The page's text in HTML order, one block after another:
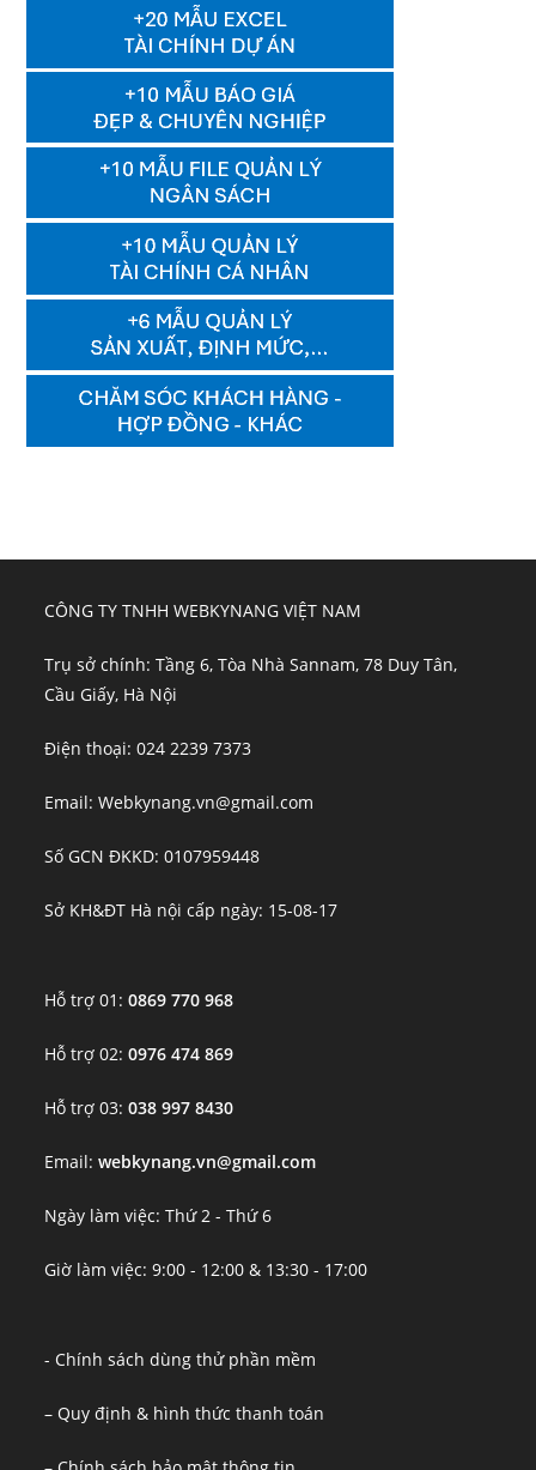
CÔNG TY TNHH WEBKYNANG VIỆT NAM
Trụ sở chính: Tầng 6, Tòa Nhà Sannam, 78 Duy Tân,
Cầu Giấy, Hà Nội
Điện thoại: 024 2239 7373
Email: Webkynang.vn@gmail.com
Số GCN ĐKKD: 0107959448
Sở KH&ĐT Hà nội cấp ngày: 15-08-17
Hỗ trợ 01:0869 770 968
Hỗ trợ 02:0976 474 869
Hỗ trợ 03:038 997 8430
Email:webkynang.vn@gmail.com
Ngày làm việc: Thứ 2 - Thứ 6
Giờ làm việc: 9:00 - 12:00 & 13:30 - 17:00
- Chính sách dùng thử phần mềm
– Quy định & hình thức thanh toán